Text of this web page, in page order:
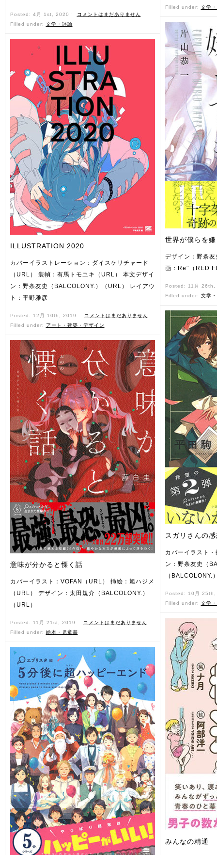
Posted: 4月 1st, 2020 ˑ
コメントはまだありません
Filled under: 文学・評論
ILLUSTRATION 2020
カバーイラストレーション：ダイスケリチャード
（URL） 装幀：有馬トモユキ（URL） 本文デザイ
ン：野条友史（BALCOLONY.）（URL） レイアウ
ト：平野雅彦
Posted: 12月 10th, 2019 ˑ
コメントはまだありません
Filled under:
アート・建築・デザイン
意味が分かると慄く話
カバーイラスト：VOFAN（URL） 挿絵：旭ハジメ
（URL） デザイン：太田規介（BALCOLONY.）
（URL）
Posted: 11月 21st, 2019 ˑ
コメントはまだありません
Filled under: 絵本・児童書
Filled under: 文学
世界が僕らを
デザイン：野条
画：Re°（RED
Posted: 11月
Filled under: 文学
スガリさんの
カバーイラスト
ン：野条友史（
（BALCOLONY.
Posted: 10月
Filled under: 文学
みんなの精通